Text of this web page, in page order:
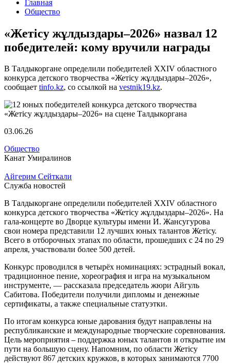
Главная
Общество
«Жетісу жұлдыздары–2026» назвал 12
победителей: кому вручили награды
В Талдыкоргане определили победителей XXIV областного
конкурса детского творчества «Жетісу жұлдыздары–2026»,
сообщает tinfo.kz, со ссылкой на vestnik19.kz.
03.06.26
Общество
Канат Умиралинов
Айгерим Сейткали
Служба новостей
В Талдыкоргане определили победителей XXIV областного
конкурса детского творчества «Жетісу жұлдыздары–2026». На
гала-концерте во Дворце культуры имени И. Жансугурова
свои номера представили 12 лучших юных талантов Жетісу.
Всего в отборочных этапах по области, прошедших с 24 по 29
апреля, участвовали более 500 детей.
Конкурс проводился в четырёх номинациях: эстрадный вокал,
традиционное пение, хореография и игра на музыкальном
инструменте, — рассказала председатель жюри Айгуль
Сабитова. Победители получили дипломы и денежные
сертификаты, а также специальные статуэтки.
По итогам конкурса юные дарования будут направлены на
республиканские и международные творческие соревнования.
Цель мероприятия – поддержка юных талантов и открытие им
пути на большую сцену. Напомним, по области Жетісу
действуют 867 детских кружков, в которых занимаются 7700